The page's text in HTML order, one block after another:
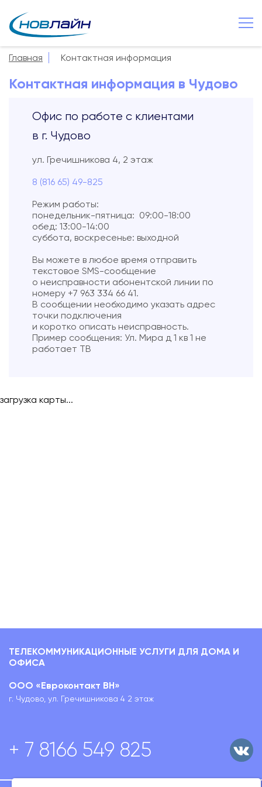
Чудово
Сервисы
Смотрёшка
Зона охвата
Способы оплаты
Контакты
Подключиться
Акции
Личный кабинет
Главная Контактная информация
Контактная информация в Чудово
Офис по работе с клиентами
в г. Чудово
ул. Гречишникова 4, 2 этаж
8 (816 65) 49-825
Режим работы:
понедельник-пятница: 09:00-18:00
обед: 13:00-14:00
суббота, воскресенье: выходной
Вы можете в любое время отправить
текстовое SMS-сообщение
о неисправности абонентской линии по
номеру +7 963 334 66 41.
В сообщении необходимо указать адрес
точки подключения
и коротко описать неисправность.
Пример сообщения: Ул. Мира д 1 кв 1 не
работает ТВ
загрузка карты...
ТЕЛЕКОММУНИКАЦИОННЫЕ УСЛУГИ ДЛЯ ДОМА И
ОФИСА
ООО «Евроконтакт ВН»
г. Чудово, ул. Гречишникова 4 2 этаж
+ 7 8166 549 825